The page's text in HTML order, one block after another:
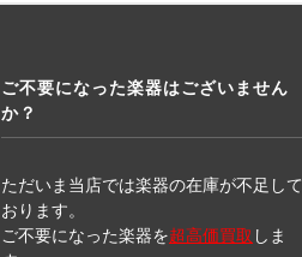
ご不要になった楽器はございません
か？
ただいま当店では楽器の在庫が不足して
おります。
ご不要になった楽器を超高価買取 しま